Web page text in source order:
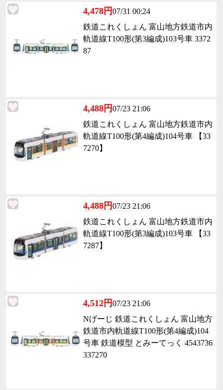
4,478円07/31 00:24
鉄道これくしょん 富山地方鉄道市内
軌道線T100形(第3編成)103号車 3372
87
4,488円07/23 21:06
鉄道これくしょん 富山地方鉄道市内
軌道線T100形(第4編成)104号車 【33
7270】
4,488円07/23 21:06
鉄道これくしょん 富山地方鉄道市内
軌道線T100形(第3編成)103号車 【33
7287】
4,512円07/23 21:06
Nげーじ 鉄道これくしょん 富山地方
鉄道市内軌道線T100形(第4編成)104
号車 鉄道模型 とみーてっく 4543736
337270